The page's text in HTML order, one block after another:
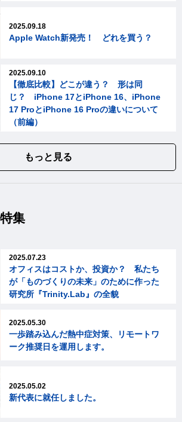
2025.09.18
Apple Watch新発売！ どれを買う？
2025.09.10
【徹底比較】どこが違う？ 形は同
じ？ iPhone 17とiPhone 16、iPhone
17 ProとiPhone 16 Proの違いについて
（前編）
もっと見る
集
2025.07.23
オフィスはコストか、投資か？ 私たち
が「ものづくりの未来」のために作った
研究所『Trinity.Lab』の全貌
2025.05.30
一歩踏み込んだ熱中症対策、リモートワ
ーク推奨日を運用します。
2025.05.02
新代表に就任しました。